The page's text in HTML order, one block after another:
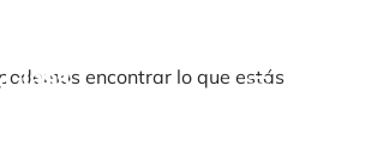
podemos encontrar lo que estás